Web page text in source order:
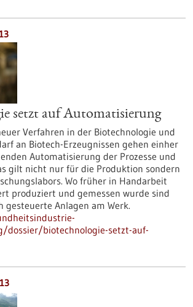
setzt auf Automatisierung
Verfahren in der Biotechnologie und
an Biotech-Erzeugnissen gehen einher
Automatisierung der Prozesse und
gilt nicht nur für die Produktion sondern
Wo früher in Handarbeit
produziert und gemessen wurde sind
gesteuerte Anlagen am Werk.
dossier/biotechnologie-setzt-auf-